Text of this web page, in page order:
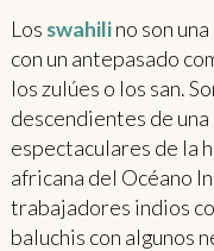
Los swahilino son
con un antepasado
los zulúes o los san.
descendientes de una
espectaculares de la
africana del Océano
trabajadores indios
baluchis con algunos